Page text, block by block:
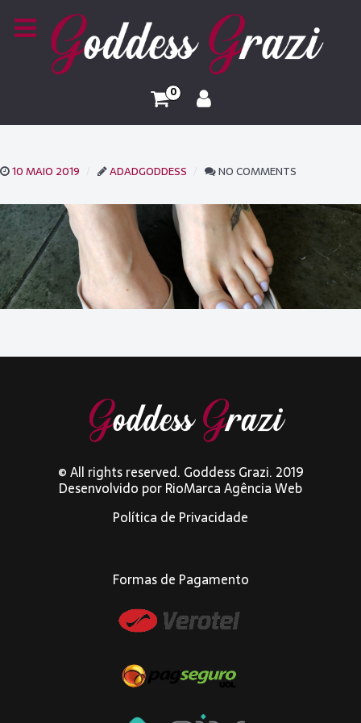
0
10 MAIO 2019 ADADGODDESS NO COMMENTS
© All rights reserved. Goddess Grazi. 2019
Desenvolvido porRioMarca Agência Web
Política de Privacidade
Formas de Pagamento